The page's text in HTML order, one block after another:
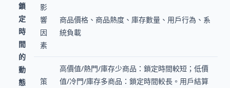
鎖
定
時
間
的
動
態
影
響
因
素
商品價格、商品熱度、庫存數量、用戶行為、系
統負載
策
高價值/熱門/庫存少商品：鎖定時間較短；低價
值/冷門/庫存多商品：鎖定時間較長。用戶結算